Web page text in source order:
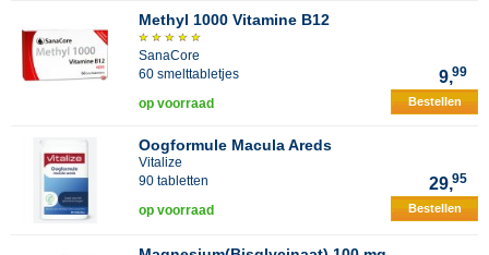
Methyl 1000 Vitamine B12
SanaCore
60 smelttabletjes
9,99
op voorraad Bestellen
Oogformule Macula Areds
Vitalize
90 tabletten
29,95
op voorraad Bestellen